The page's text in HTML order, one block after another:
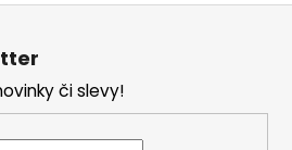
či slevy!